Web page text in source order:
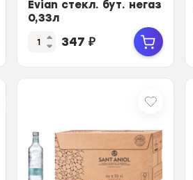
Evian стекл. бут. негаз
0,33л
347 ₽